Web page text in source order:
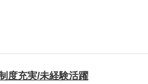
度充実/未経験活躍